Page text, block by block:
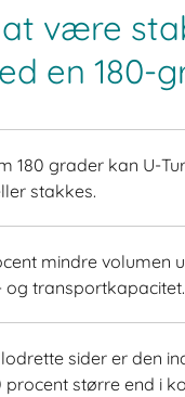
være
en 180-
180 grader kan U-
stakkes.
mindre volumen
transportkapacitet.
sider er den
større end i